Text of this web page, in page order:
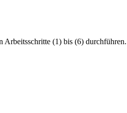
(1) bis (6)